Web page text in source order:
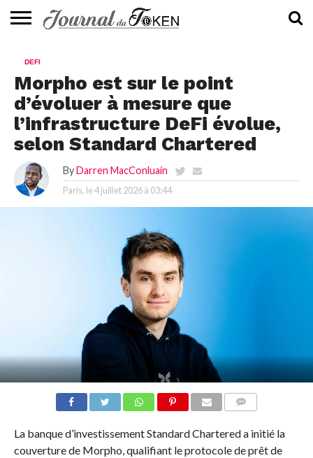
📰
EVALUATION
GUIDE
TENDANCES
À
CONTACTEZ-
DEFI
Morpho est sur le point
d’évoluer à mesure que
l’infrastructure DeFi évolue,
selon Standard Chartered
By Darren MacConluain
Paris, le4 juillet 2026 à 03:44
La banque d’investissement Standard Chartered a initié la
couverture de Morpho, qualifiant le protocole de prêt de